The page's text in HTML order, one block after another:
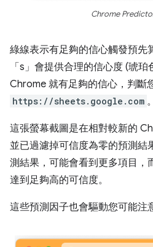
Chrome
綠線表示有足夠的信心觸發預先
「s」會提供合理的信心度 (琥珀
Chrome 就有足夠的信心，判斷
https://sheets.google.com 。
這張螢幕截圖是在相對較新的
並已過濾掉可信度為零的預測結
測結果，可能會看到更多項目，
達到足夠高的可信度。
這些預測因子也會驅動您可能注